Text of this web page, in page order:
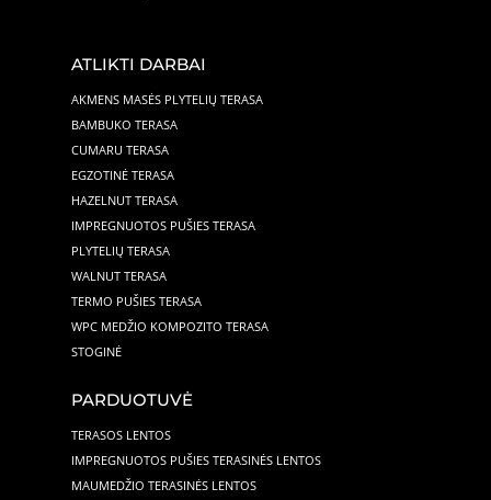
ATLIKTI DARBAI
AKMENS MASĖS PLYTELIŲ TERASA
BAMBUKO TERASA
CUMARU TERASA
EGZOTINĖ TERASA
HAZELNUT TERASA
IMPREGNUOTOS PUŠIES TERASA
PLYTELIŲ TERASA
WALNUT TERASA
TERMO PUŠIES TERASA
WPC MEDŽIO KOMPOZITO TERASA
STOGINĖ
PARDUOTUVĖ
TERASOS LENTOS
IMPREGNUOTOS PUŠIES TERASINĖS LENTOS
MAUMEDŽIO TERASINĖS LENTOS